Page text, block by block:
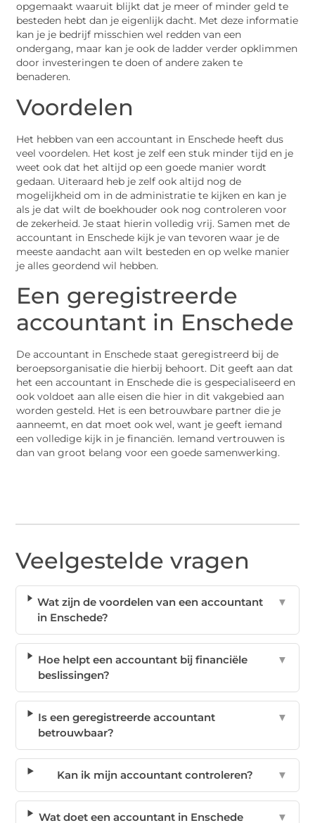
opgemaakt waaruit blijkt dat je meer of minder geld te
besteden hebt dan je eigenlijk dacht. Met deze informatie
kan je je bedrijf misschien wel redden van een
ondergang, maar kan je ook de ladder verder opklimmen
door investeringen te doen of andere zaken te
benaderen.
Voordelen
Het hebben van een accountant in Enschede heeft dus
veel voordelen. Het kost je zelf een stuk minder tijd en je
weet ook dat het altijd op een goede manier wordt
gedaan. Uiteraard heb je zelf ook altijd nog de
mogelijkheid om in de administratie te kijken en kan je
als je dat wilt de boekhouder ook nog controleren voor
de zekerheid. Je staat hierin volledig vrij. Samen met de
accountant in Enschede kijk je van tevoren waar je de
meeste aandacht aan wilt besteden en op welke manier
je alles geordend wil hebben.
Een geregistreerde
accountant in Enschede
De accountant in Enschede staat geregistreerd bij de
beroepsorganisatie die hierbij behoort. Dit geeft aan dat
het een accountant in Enschede die is gespecialiseerd en
ook voldoet aan alle eisen die hier in dit vakgebied aan
worden gesteld. Het is een betrouwbare partner die je
aanneemt, en dat moet ook wel, want je geeft iemand
een volledige kijk in je financiën. Iemand vertrouwen is
dan van groot belang voor een goede samenwerking.
Veelgestelde vragen
Wat zijn de voordelen van een accountant
in Enschede?
▼
Hoe helpt een accountant bij financiële
beslissingen?
▼
Is een geregistreerde accountant
betrouwbaar?
▼
Kan ik mijn accountant controleren? ▼
Wat doet een accountant in Enschede
▼